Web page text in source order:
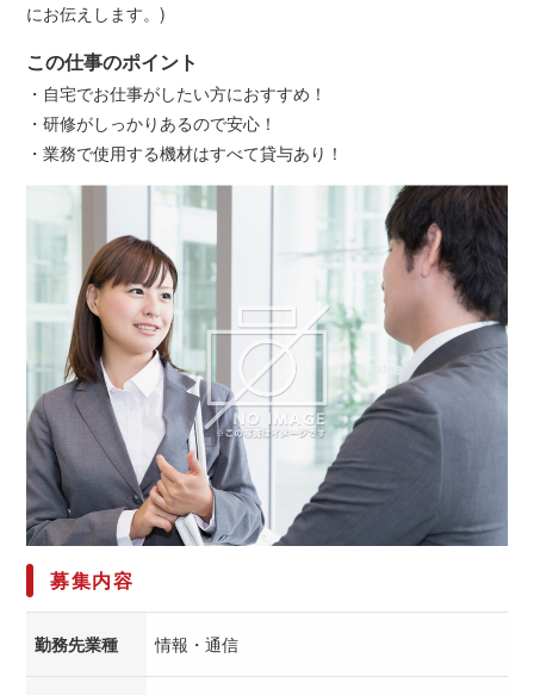
にお伝えします。)
この仕事のポイント
・自宅でお仕事がしたい方におすすめ！
・研修がしっかりあるので安心！
・業務で使用する機材はすべて貸与あり！
募集内容
勤務先業種 情報・通信